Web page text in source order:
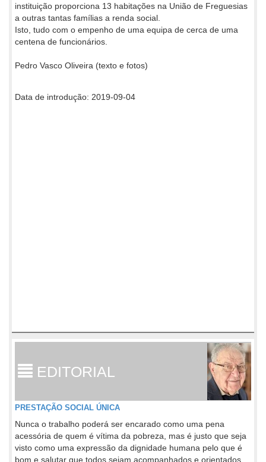
instituição proporciona 13 habitações na União de Freguesias
a outras tantas famílias a renda social.
Isto, tudo com o empenho de uma equipa de cerca de uma
centena de funcionários.
Pedro Vasco Oliveira (texto e fotos)
Data de introdução: 2019-09-04
EDITORIAL
PRESTAÇÃO SOCIAL ÚNICA
Nunca o trabalho poderá ser encarado como uma pena
acessória de quem é vítima da pobreza, mas é justo que seja
visto como uma expressão da dignidade humana pelo que é
bom e salutar que todos sejam acompanhados e orientados